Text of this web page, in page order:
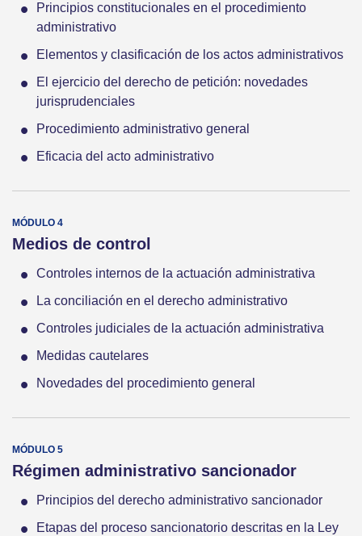
Principios constitucionales en el procedimiento
administrativo
Elementos y clasificación de los actos administrativos
El ejercicio del derecho de petición: novedades
jurisprudenciales
Procedimiento administrativo general
Eficacia del acto administrativo
Medios de control
Controles internos de la actuación administrativa
La conciliación en el derecho administrativo
Controles judiciales de la actuación administrativa
Medidas cautelares
Novedades del procedimiento general
Régimen administrativo sancionador
Principios del derecho administrativo sancionador
Etapas del proceso sancionatorio descritas en la Ley